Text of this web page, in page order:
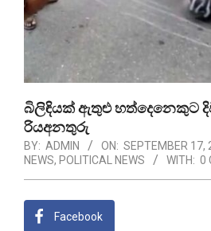
බිලිඳියක් ඇතුළු හත්දෙනෙකුට
රියඅනතුරු
BY: ADMIN ON: SEPTEMBER 17,
NEWS, POLITICAL NEWS WITH: 0
Facebook